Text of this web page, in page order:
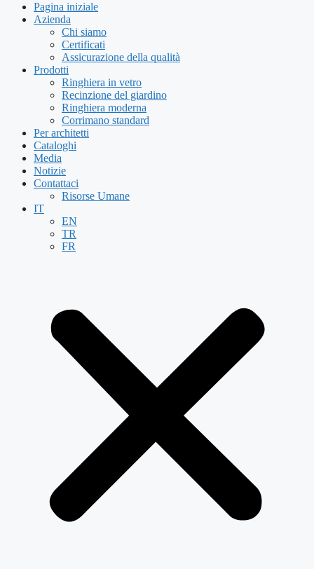
Pagina iniziale
Azienda
Chi siamo
Certificati
Assicurazione della qualità
Prodotti
Ringhiera in vetro
Recinzione del giardino
Ringhiera moderna
Corrimano standard
Per architetti
Cataloghi
Media
Notizie
Contattaci
Risorse Umane
IT
EN
TR
FR